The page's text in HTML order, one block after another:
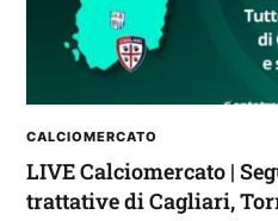
CALCIOMERCATO
LIVE Calciomercato |
trattative di Cagliari,